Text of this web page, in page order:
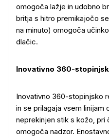
omogoča lažje in udobno
britja s hitro premikajočo
na minuto) omogoča
dlačic.
Inovativno 360-
Inovativno 360-stopinjsko
in se prilagaja vsem linijam
neprekinjen stik s kožo, pri
omogoča nadzor.